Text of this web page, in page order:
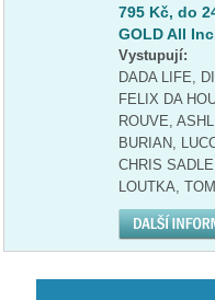
795 Kč, do
GOLD All
Vystupují:
DADA LIFE,
FELIX DA
ROUVE,
BURIAN,
CHRIS
LOUTKA,